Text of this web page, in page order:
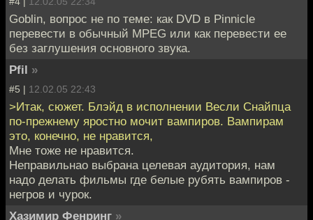
Goblin, вопрос не по теме: как DVD в Pinnicle
перевести в обычный MPEG или как перевести ее
без заглушения основного звука.
Pfil »
#5 | 12.02.05 22:43
>Итак, сюжет. Блэйд в исполнении Весли Снайпца
по-прежнему яростно мочит вампиров. Вампирам
это, конечно, не нравится,
Мне тоже не нравится.
Неправильнао выбрана целевая аудитория, нам
надо делать фильмы где белые рубять вампиров -
негров и чурок.
Хазимир Фенринг »